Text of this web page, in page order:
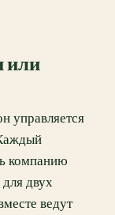
или
управляется
компанию
двух
ведут